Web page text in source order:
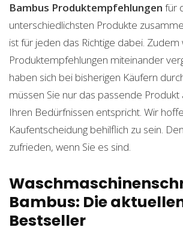
Bambus Produktempfehlungen für
unterschiedlichsten Produkte
ist für jeden das Richtige dabei. Zudem
Produktempfehlungen miteinander
haben sich bei bisherigen Käufern
müssen Sie nur das passende Produkt
Ihren Bedürfnissen entspricht. Wir
Kaufentscheidung behilflich zu sein.
zufrieden, wenn Sie es sind.
Bambus: Die
Bestseller